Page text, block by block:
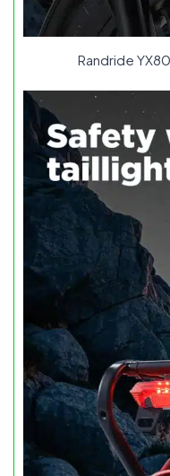
Randride